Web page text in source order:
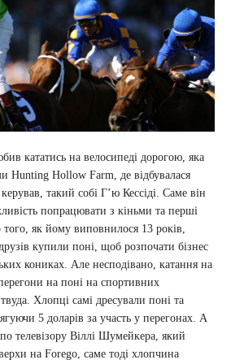
кататись на велосипеді дорогою, яка
Hunting Hollow Farm, де відбувалася
такий собі Г’ю Кессіді. Саме він
попрацювати з кіньми та перші
як йому виповнилося 13 років,
купили поні, щоб розпочати бізнес
кониках. Але несподівано, катання на
на поні на спортивних
Хлопці самі дресували поні та
5 доларів за участь у перегонах. А
телевізору Віллі Шумейкера, який
на Forego, саме тоді хлопчина